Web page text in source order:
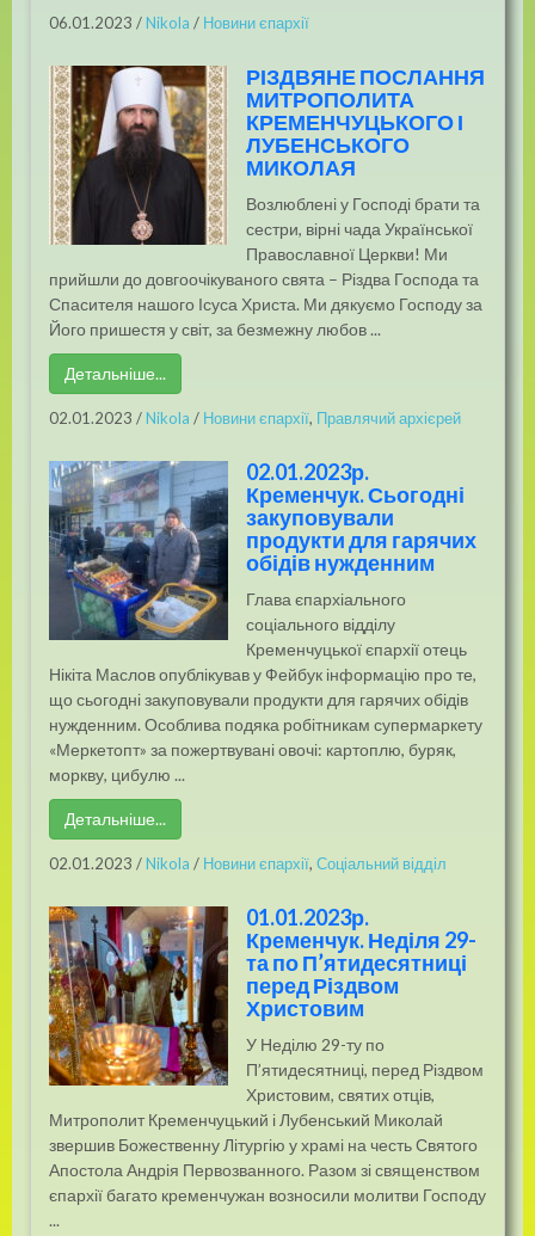
06.01.2023 /Nikola / Новини єпархії
РІЗДВЯНЕ ПОСЛАННЯ
МИТРОПОЛИТА
КРЕМЕНЧУЦЬКОГО І
ЛУБЕНСЬКОГО
МИКОЛАЯ
Возлюблені у Господі брати та
сестри, вірні чада Української
Православної Церкви! Ми
прийшли до довгоочікуваного свята – Різдва Господа та
Спасителя нашого Ісуса Христа. Ми дякуємо Господу за
Його пришестя у світ, за безмежну любов ...
Детальніше...
02.01.2023 /Nikola / Новини єпархії, Правлячий архієрей
02.01.2023р.
Кременчук. Сьогодні
закуповували
продукти для гарячих
обідів нужденним
Глава єпархіального
соціального відділу
Кременчуцької єпархії отець
Нікіта Маслов опублікував у Фейбук інформацію про те,
що сьогодні закуповували продукти для гарячих обідів
нужденним. Особлива подяка робітникам супермаркету
«Меркетопт» за пожертвувані овочі: картоплю, буряк,
моркву, цибулю ...
Детальніше...
02.01.2023 /Nikola / Новини єпархії, Соціальний відділ
01.01.2023р.
Кременчук. Неділя 29-
та по П’ятидесятниці
перед Різдвом
Христовим
У Неділю 29-ту по
П’ятидесятниці, перед Різдвом
Христовим, святих отців,
Митрополит Кременчуцький і Лубенський Миколай
звершив Божественну Літургію у храмі на честь Святого
Апостола Андрія Первозванного. Разом зі священством
єпархії багато кременчужан возносили молитви Господу
...